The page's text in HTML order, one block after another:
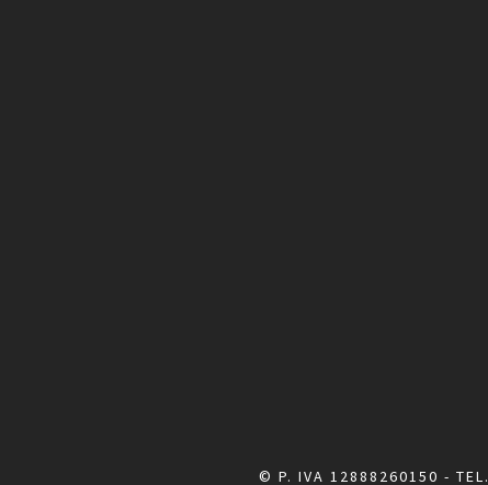
© P. IVA 12888260150 - TEL.